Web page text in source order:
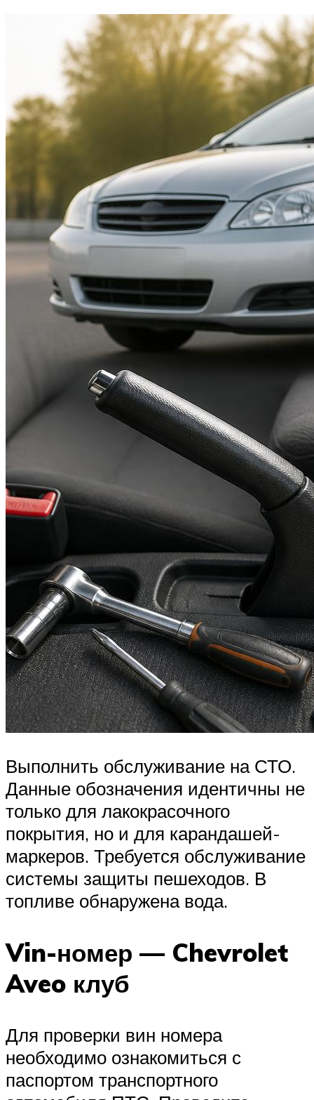
Выполнить обслуживание на СТО.
Данные обозначения идентичны не
только для лакокрасочного
покрытия, но и для карандашей-
маркеров. Требуется обслуживание
системы защиты пешеходов. В
топливе обнаружена вода.
Vin-номер — Chevrolet
Aveo клуб
Для проверки вин номера
необходимо ознакомиться с
паспортом транспортного